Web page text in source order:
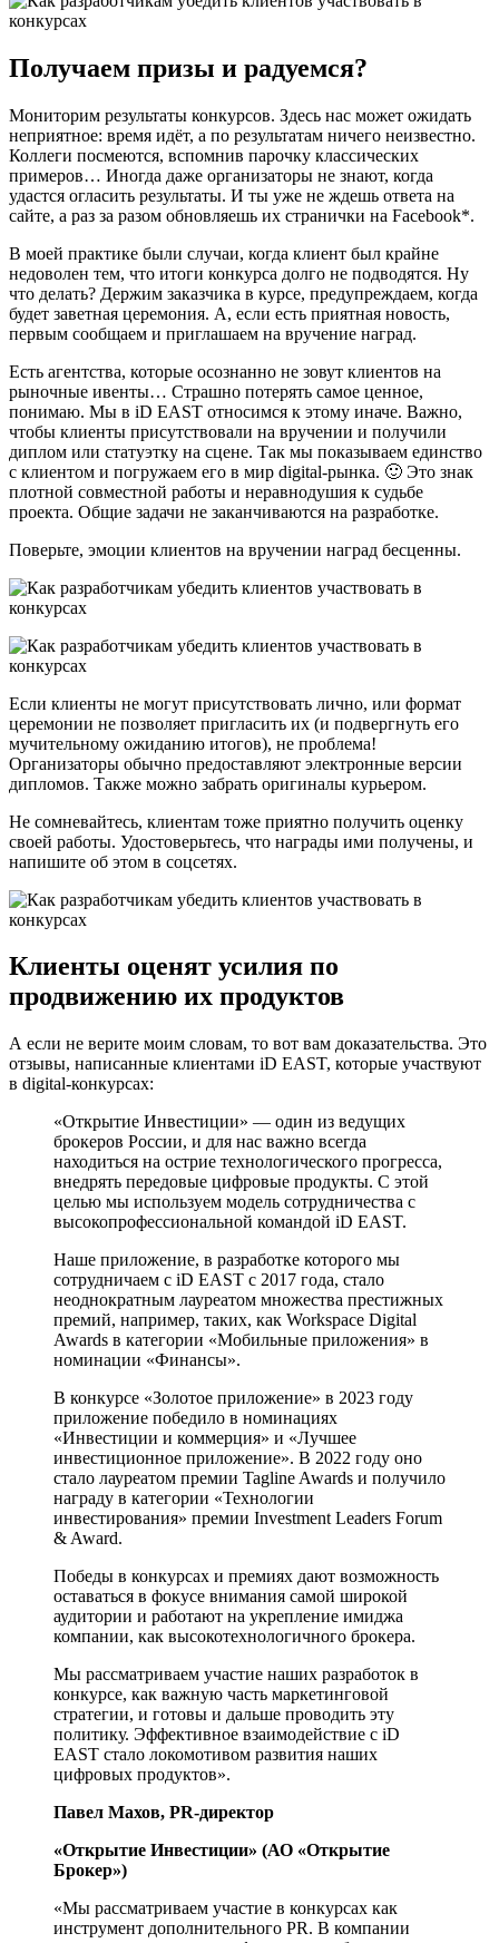
Получаем призы и радуемся?
Мониторим результаты конкурсов. Здесь нас может ожидать
неприятное: время идёт, а по результатам ничего неизвестно.
Коллеги посмеются, вспомнив парочку классических
примеров… Иногда даже организаторы не знают, когда
удастся огласить результаты. И ты уже не ждешь ответа на
сайте, а раз за разом обновляешь их странички на Facebook*.
В моей практике были случаи, когда клиент был крайне
недоволен тем, что итоги конкурса долго не подводятся. Ну
что делать? Держим заказчика в курсе, предупреждаем, когда
будет заветная церемония. А, если есть приятная новость,
первым сообщаем и приглашаем на вручение наград.
Есть агентства, которые осознанно не зовут клиентов на
рыночные ивенты… Страшно потерять самое ценное,
понимаю. Мы в iD EAST относимся к этому иначе. Важно,
чтобы клиенты присутствовали на вручении и получили
диплом или статуэтку на сцене. Так мы показываем единство
с клиентом и погружаем его в мир digital-рынка. 🙂 Это знак
плотной совместной работы и неравнодушия к судьбе
проекта. Общие задачи не заканчиваются на разработке.
Поверьте, эмоции клиентов на вручении наград бесценны.
Если клиенты не могут присутствовать лично, или формат
церемонии не позволяет пригласить их (и подвергнуть его
мучительному ожиданию итогов), не проблема!
Организаторы обычно предоставляют электронные версии
дипломов. Также можно забрать оригиналы курьером.
Не сомневайтесь, клиентам тоже приятно получить оценку
своей работы. Удостоверьтесь, что награды ими получены, и
напишите об этом в соцсетях.
Клиенты оценят усилия по
продвижению их продуктов
А если не верите моим словам, то вот вам доказательства. Это
отзывы, написанные клиентами iD EAST, которые участвуют
в digital-конкурсах:
«Открытие Инвестиции» — один из ведущих
брокеров России, и для нас важно всегда
находиться на острие технологического прогресса,
внедрять передовые цифровые продукты. С этой
целью мы используем модель сотрудничества с
высокопрофессиональной командой iD EAST.
Наше приложение, в разработке которого мы
сотрудничаем с iD EAST с 2017 года, стало
неоднократным лауреатом множества престижных
премий, например, таких, как Workspace Digital
Awards в категории «Мобильные приложения» в
номинации «Финансы».
В конкурсе «Золотое приложение» в 2023 году
приложение победило в номинациях
«Инвестиции и коммерция» и «Лучшее
инвестиционное приложение». В 2022 году оно
стало лауреатом премии Tagline Awards и получило
награду в категории «Технологии
инвестирования» премии Investment Leaders Forum
& Award.
Победы в конкурсах и премиях дают возможность
оставаться в фокусе внимания самой широкой
аудитории и работают на укрепление имиджа
компании, как высокотехнологичного брокера.
Мы рассматриваем участие наших разработок в
конкурсе, как важную часть маркетинговой
стратегии, и готовы и дальше проводить эту
политику. Эффективное взаимодействие с iD
EAST стало локомотивом развития наших
цифровых продуктов».
Павел Махов, PR-директор
«Открытие Инвестиции» (АО «Открытие
Брокер»)
«Мы рассматриваем участие в конкурсах как
инструмент дополнительного PR. В компании